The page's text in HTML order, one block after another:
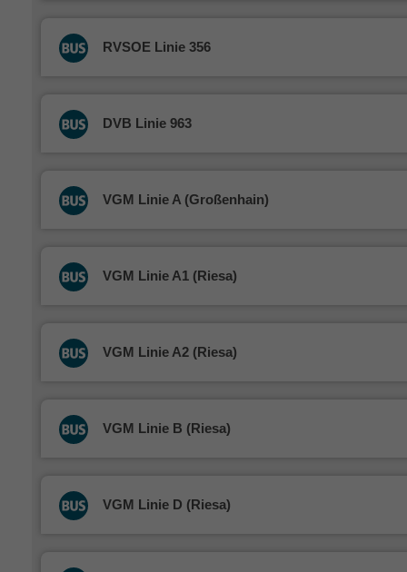
RVSOE Linie 356
DVB Linie 963
VGM Linie A (Großenhain)
VGM Linie A1 (Riesa)
VGM Linie A2 (Riesa)
VGM Linie B (Riesa)
VGM Linie D (Riesa)